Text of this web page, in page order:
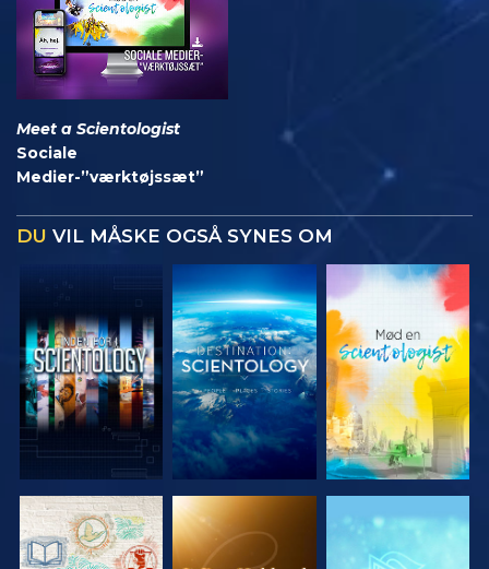
Meet a Scientologist
Sociale
Medier-”værktøjssæt”
DU VIL MÅSKE OGSÅ SYNES OM
UDFORSK
UDFORSK
UDFORSK